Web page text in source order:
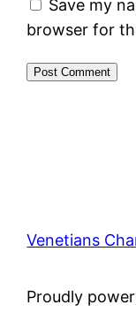
Save my
browser for
Venetians
Proudly